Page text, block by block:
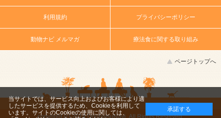
利用規約 プライバシーポリシー
動物ナビ メルマガ 療法食に関する取り組み
ページトップへ
copyright (c) 2014 DoubutsuNavi ,All Rights Reserved.
当サイトでは、サービス向上およびお客様により適
したサービスを提供するため、Cookieを利用して
います。サイトのCookieの使用に関しては、
承諾する